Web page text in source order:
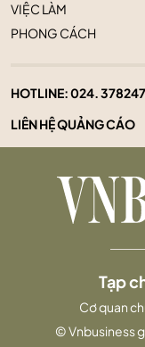
VIỆC LÀM
PHONG CÁCH
HOTLINE:024.
LIÊN HỆ QUẢNG CÁO
Tạp
Cơ quan
© Vnbusiness